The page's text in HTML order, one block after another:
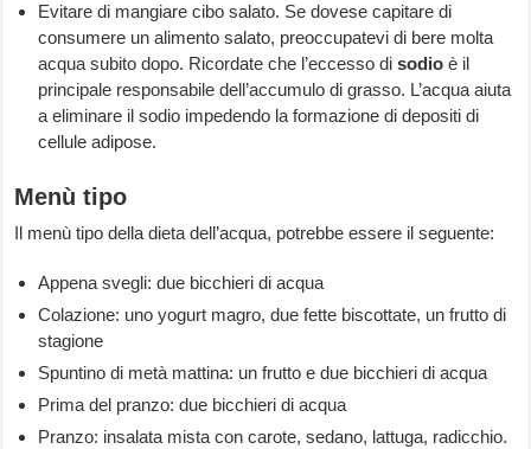
Evitare di mangiare cibo salato. Se dovese capitare di
consumere un alimento salato, preoccupatevi di bere molta
acqua subito dopo. Ricordate che l’eccesso disodio è il
principale responsabile dell’accumulo di grasso. L’acqua aiuta
a eliminare il sodio impedendo la formazione di depositi di
cellule adipose.
Menù tipo
Il menù tipo della dieta dell’acqua, potrebbe essere il seguente:
Appena svegli: due bicchieri di acqua
Colazione: uno yogurt magro, due fette biscottate, un frutto di
stagione
Spuntino di metà mattina: un frutto e due bicchieri di acqua
Prima del pranzo: due bicchieri di acqua
Pranzo: insalata mista con carote, sedano, lattuga, radicchio.